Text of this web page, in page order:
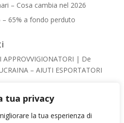
tua privacy
la tua esperienza di
– Cosa cambia nel 2026
65% a fondo perduto
APPROVVIGIONATORI | De
– AIUTI ESPORTATORI